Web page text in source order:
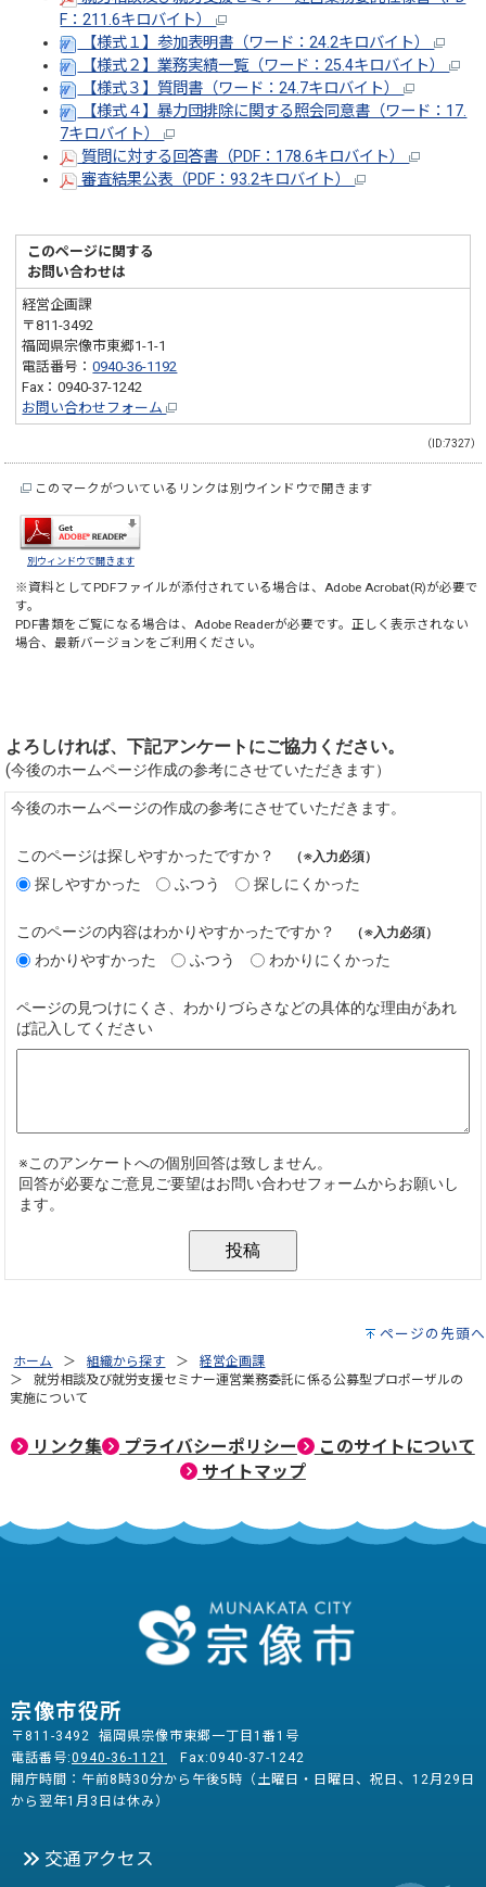
F：211.6キロバイト）
【様式１】参加表明書（ワード：24.2キロバイト）
【様式２】業務実績一覧（ワード：25.4キロバイト）
【様式３】質問書（ワード：24.7キロバイト）
【様式４】暴力団排除に関する照会同意書（ワード：17.
7キロバイト）
質問に対する回答書（PDF：178.6キロバイト）
審査結果公表（PDF：93.2キロバイト）
このページに関する
お問い合わせは
経営企画課
〒811-3492
福岡県宗像市東郷1-1-1
電話番号：0940-36-1192
Fax：0940-37-1242
お問い合わせフォーム
（ID:7327）
このマークがついているリンクは別ウインドウで開きます
別ウィンドウで開きます
※資料としてPDFファイルが添付されている場合は、 Adobe Acrobat(R)が必要で
す。
PDF書類をご覧になる場合は、 Adobe Readerが必要です。正しく表示されない
場合、最新バージョンをご利用ください。
ページの先頭へ
ホーム 組織から探す
経営企画課
就労相談及び就労支援セミナー運営業務委託に係る公募型プロポーザルの
実施について
リンク集 プライバシーポリシー
このサイトについて
サイトマップ
宗像市役所
〒811-3492 福岡県宗像市東郷一丁目1番1号
電話番号:0940-36-1121
Fax:0940-37-1242
開庁時間：午前8時30分から午後5時（土曜日・日曜日、祝日、12月29日
から翌年1月3日は休み）
交通アクセス